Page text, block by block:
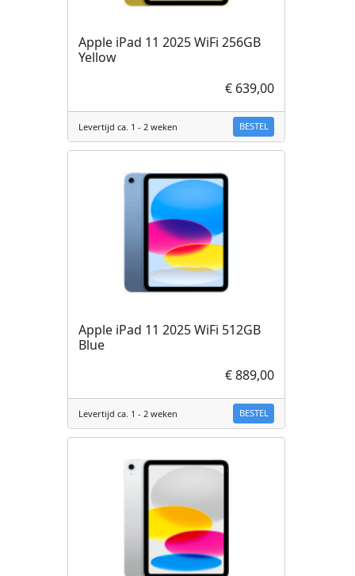
Apple iPad 11 2025 WiFi 256GB
Yellow
€ 639,00
Levertijd ca. 1 - 2 weken BESTEL
Apple iPad 11 2025 WiFi 512GB
Blue
€ 889,00
Levertijd ca. 1 - 2 weken BESTEL